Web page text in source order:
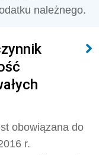
należnego.
obowiązana do
r.